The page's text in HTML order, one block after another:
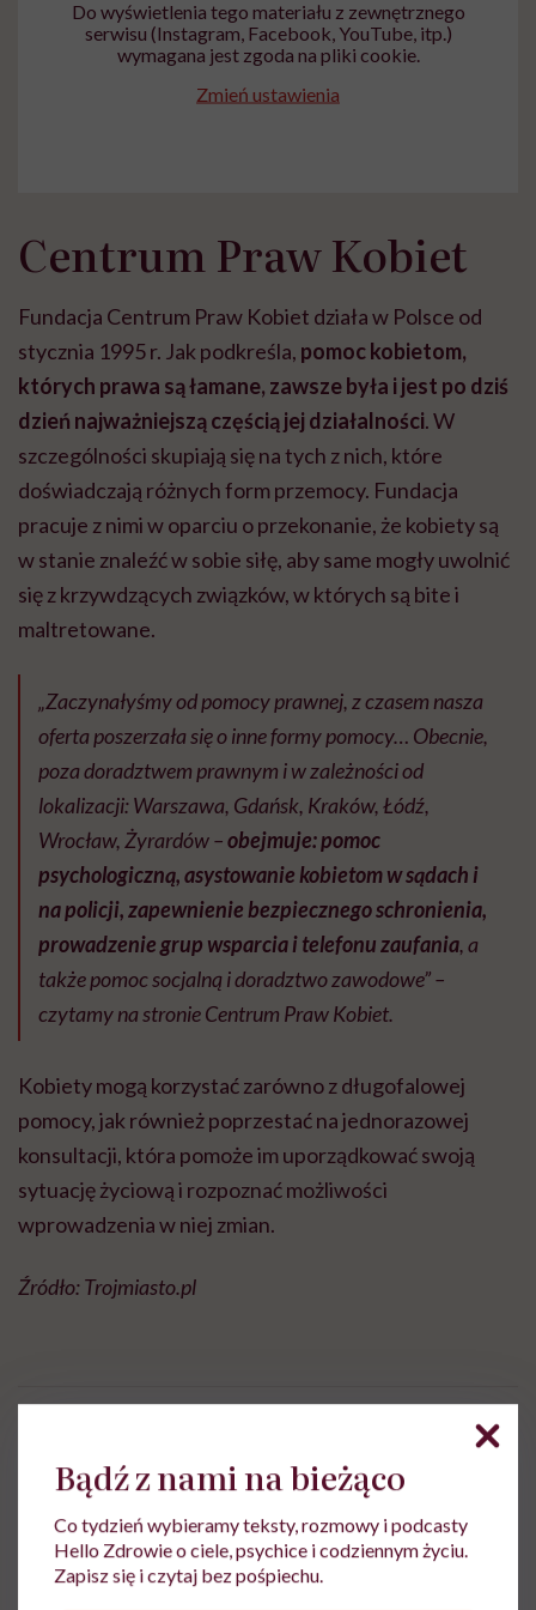
Do wyświetlenia tego materiału z zewnętrznego
serwisu (Instagram, Facebook, YouTube, itp.)
wymagana jest zgoda na pliki cookie.
Zmień ustawienia
Centrum Praw Kobiet
Fundacja Centrum Praw Kobiet działa w Polsce od
stycznia 1995 r. Jak podkreśla, pomoc kobietom,
których prawa są łamane, zawsze była i jest po dziś
dzień najważniejszą częścią jej działalności. W
szczególności skupiają się na tych z nich, które
doświadczają różnych form przemocy. Fundacja
pracuje z nimi w oparciu o przekonanie, że kobiety są
w stanie znaleźć w sobie siłę, aby same mogły uwolnić
się z krzywdzących związków, w których są bite i
maltretowane.
„Zaczynałyśmy od pomocy prawnej, z czasem nasza
oferta poszerzała się o inne formy pomocy… Obecnie,
poza doradztwem prawnym i w zależności od
lokalizacji: Warszawa, Gdańsk, Kraków, Łódź,
Wrocław, Żyrardów –obejmuje: pomoc
psychologiczną, asystowanie kobietom w sądach i
na policji, zapewnienie bezpiecznego schronienia,
prowadzenie grup wsparcia i telefonu zaufania, a
także pomoc socjalną i doradztwo zawodowe” –
czytamy na stronie Centrum Praw Kobiet.
Kobiety mogą korzystać zarówno z długofalowej
pomocy, jak również poprzestać na jednorazowej
konsultacji, która pomoże im uporządkować swoją
sytuację życiową i rozpoznać możliwości
wprowadzenia w niej zmian.
Źródło: Trojmiasto.pl
Dziennikarka, której temat zdrowia zawsze
był bliski. Związana była m.in. z TVN,
Polską Agencją Prasową i Wirtualną Polską
Zobacz profil
Bądź z nami na bieżąco
Co tydzień wybieramy teksty, rozmowy i podcasty
Hello Zdrowie o ciele, psychice i codziennym życiu.
Zapisz się i czytaj bez pośpiechu.